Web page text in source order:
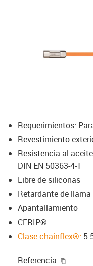
Requerimientos:
Revestimiento
Resistencia al
DIN EN 50363-4-1
Libre de siliconas
Retardante de llama
Apantallamiento
CFRIP®
Clase chainflex®:
Referencia